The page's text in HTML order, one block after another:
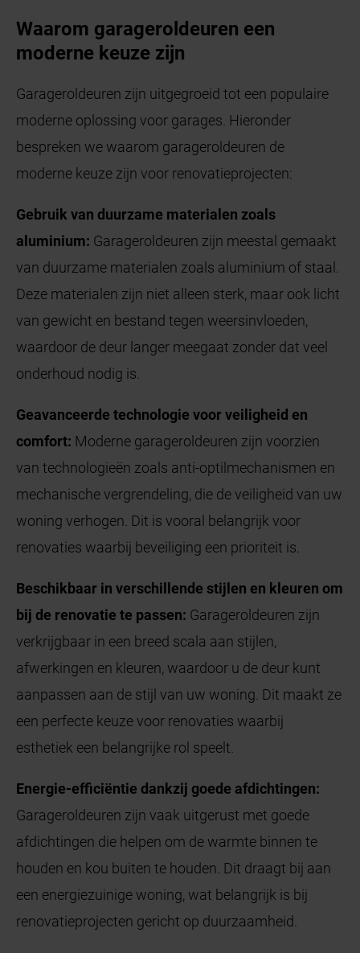
Waarom garageroldeuren een
moderne keuze zijn
Garageroldeuren zijn uitgegroeid tot een populaire
moderne oplossing voor garages. Hieronder
bespreken we waarom garageroldeuren de
moderne keuze zijn voor renovatieprojecten:
Gebruik van duurzame materialen zoals
aluminium: Garageroldeuren zijn meestal gemaakt
van duurzame materialen zoals aluminium of staal.
Deze materialen zijn niet alleen sterk, maar ook licht
van gewicht en bestand tegen weersinvloeden,
waardoor de deur langer meegaat zonder dat veel
onderhoud nodig is.
Geavanceerde technologie voor veiligheid en
comfort: Moderne garageroldeuren zijn voorzien
van technologieën zoals anti-optilmechanismen en
mechanische vergrendeling, die de veiligheid van uw
woning verhogen. Dit is vooral belangrijk voor
renovaties waarbij beveiliging een prioriteit is.
Beschikbaar in verschillende stijlen en kleuren om
bij de renovatie te passen: Garageroldeuren zijn
verkrijgbaar in een breed scala aan stijlen,
afwerkingen en kleuren, waardoor u de deur kunt
aanpassen aan de stijl van uw woning. Dit maakt ze
een perfecte keuze voor renovaties waarbij
esthetiek een belangrijke rol speelt.
Energie-efficiëntie dankzij goede afdichtingen:
Garageroldeuren zijn vaak uitgerust met goede
afdichtingen die helpen om de warmte binnen te
houden en kou buiten te houden. Dit draagt bij aan
een energiezuinige woning, wat belangrijk is bij
renovatieprojecten gericht op duurzaamheid.